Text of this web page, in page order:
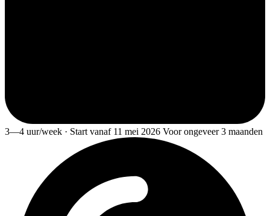
3—4 uur/week · Start vanaf 11 mei 2026 Voor ongeveer 3 maanden